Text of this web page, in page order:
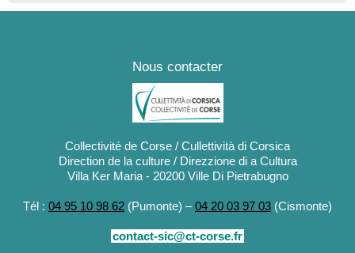
Nous contacter
Collectivité de Corse / Cullettività di Corsica
Direction de la culture / Direzzione di a Cultura
Villa Ker Maria - 20200 Ville Di Pietrabugno
Tél : 04 95 10 98 62 (Pumonte) –04 20 03 97 03 (Cismonte)
contact-sic@ct-corse.fr